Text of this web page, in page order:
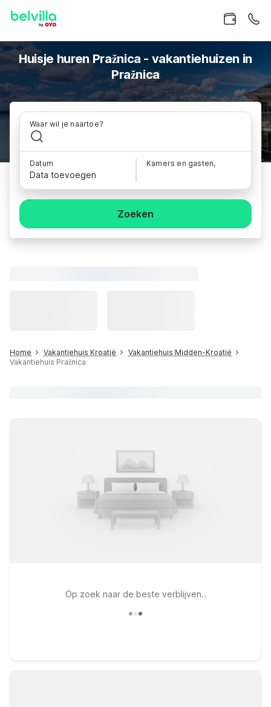
Huisje huren Pražnica - vakantiehuizen in
Pražnica
Waar wil je naartoe?
Datum
Data toevoegen
Kamers en gasten,
Zoeken
Home Vakantiehuis Kroatië
Vakantiehuis Midden-Kroatië
Vakantiehuis Pražnica
Op zoek naar de beste verblijven..